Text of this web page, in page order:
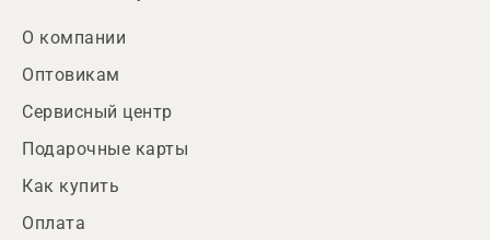
О компании
Оптовикам
Сервисный центр
Подарочные карты
Как купить
Оплата